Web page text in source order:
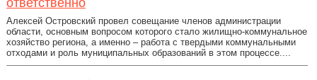
ответственно
Алексей Островский провел совещание членов администрации
области, основным вопросом которого стало жилищно-коммунальное
хозяйство региона, а именно – работа с твердыми коммунальными
отходами и роль муниципальных образований в этом процессе....